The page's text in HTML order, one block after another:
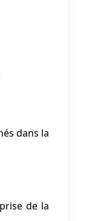
dans la
de la